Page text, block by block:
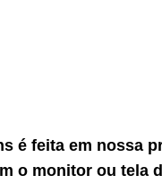
é feita em
o monitor ou